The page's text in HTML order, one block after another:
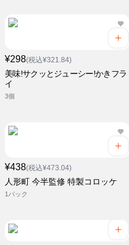
¥298(税込¥321.84)
美味!サクッとジューシー!かきフラ
イ
3個
¥438(税込¥473.04)
人形町 今半監修 特製コロッケ
1パック